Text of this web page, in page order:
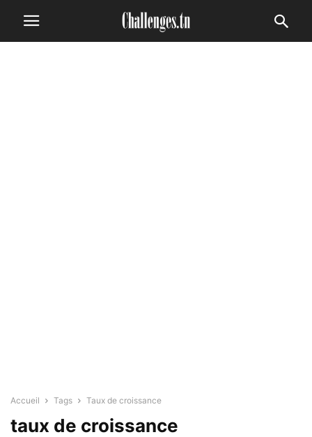
Accueil Tags Taux de croissance
taux de croissance